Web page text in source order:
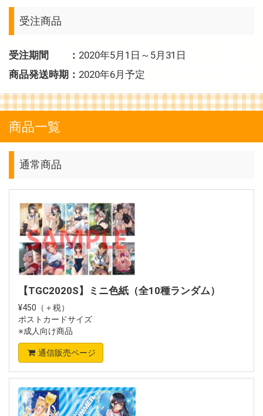
受注商品
受注期間 ： 2020年5月1日～5月31日
商品発送時期： 2020年6月予定
商品一覧
通常商品
【TGC2020S】ミニ色紙（全10種ランダム）
¥450（＋税）
ポストカードサイズ
※成人向け商品
通信販売ページ